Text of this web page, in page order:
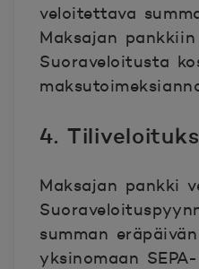
veloitettava
Maksajan
Suoraveloitusta
4.
Maksajan pankki
summan
yksinomaan SEPA-